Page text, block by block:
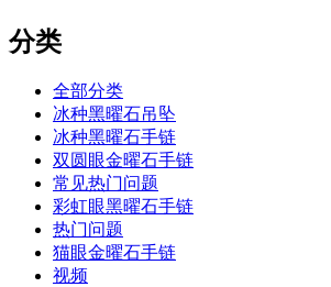
分类
全部分类
冰种黑曜石吊坠
冰种黑曜石手链
双圆眼金曜石手链
常见热门问题
彩虹眼黑曜石手链
热门问题
猫眼金曜石手链
视频